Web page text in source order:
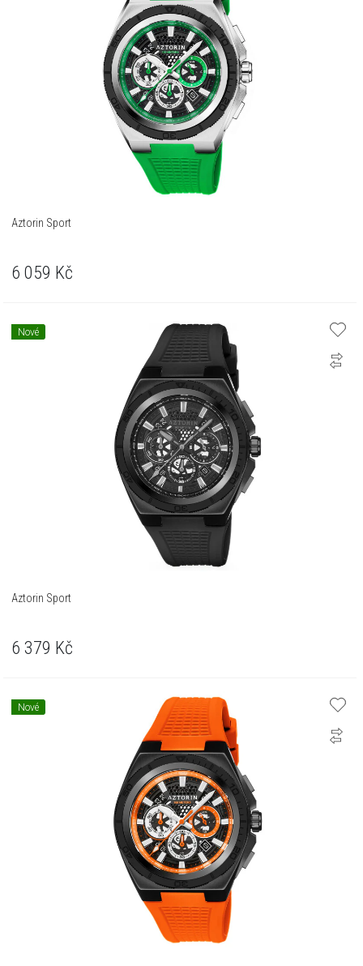
Aztorin Sport
6 059 Kč
Nové
Aztorin Sport
6 379 Kč
Nové